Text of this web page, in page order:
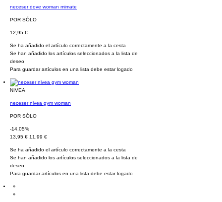
neceser dove woman mimate
POR SÓLO
12,95 €
Se ha añadido el artículo correctamente a la cesta
Se han añadido los artículos seleccionados a la lista de
deseo
Para guardar artículos en una lista debe estar logado
NIVEA
neceser nivea gym woman
POR SÓLO
-14.05%
13,95 € 11,99 €
Se ha añadido el artículo correctamente a la cesta
Se han añadido los artículos seleccionados a la lista de
deseo
Para guardar artículos en una lista debe estar logado